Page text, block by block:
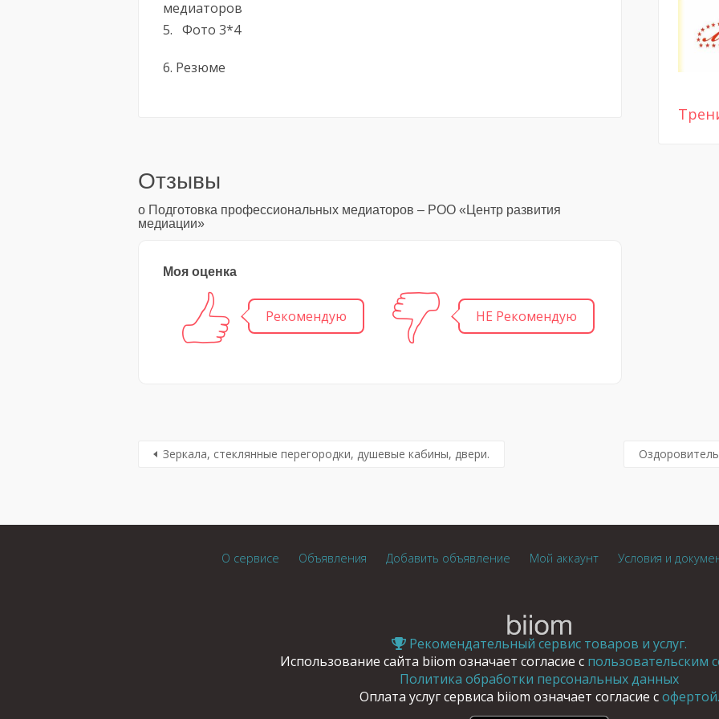
медиаторов
5. Фото 3*4
6. Резюме
Отзывы
о Подготовка профессиональных медиаторов – РОО «Центр развития
медиации»
Моя оценка
Рекомендую НЕ Рекомендую
Зеркала, стеклянные перегородки, душевые кабины, двери.
О сервисе Объявления Добавить объявление Мой аккаунт Условия и
Рекомендательный сервис товаров и услуг.
Использование сайта biiom означает согласие с пользовательским
Политика обработки персональных данных
Оплата услуг сервиса biiom означает согласие софертой.